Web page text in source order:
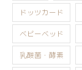
ドッツカード
ベビーベッド
乳酸菌・酵素